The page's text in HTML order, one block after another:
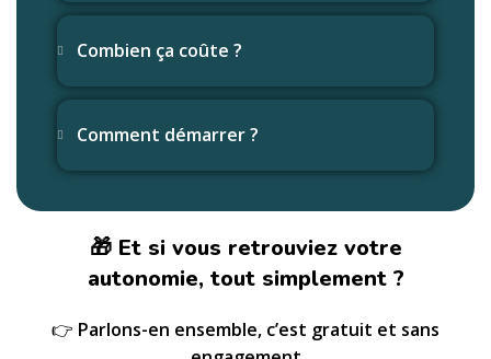
Combien ça coûte ?
Comment démarrer ?
🎁 Et si vous retrouviez votre
autonomie, tout simplement ?
👉 Parlons-en ensemble, c’est gratuit et sans